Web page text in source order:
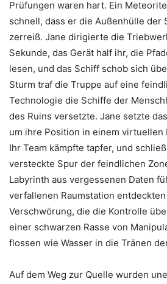
Prüfungen waren hart. Ein
schnell, dass er die Außenhülle der
zerreiß. Jane dirigierte die
Sekunde, das Gerät half ihr, die
lesen, und das Schiff schob sich
Sturm traf die Truppe auf eine
Technologie die Schiffe der
des Ruins versetzte. Jane setzte
um ihre Position in einem virtuellen
Ihr Team kämpfte tapfer, und
versteckte Spur der feindlichen
Labyrinth aus vergessenen Daten
verfallenen Raumstation
Verschwörung, die die Kontrolle
einer schwarzen Rasse von
flossen wie Wasser in die Tränen
Auf dem Weg zur Quelle wurden